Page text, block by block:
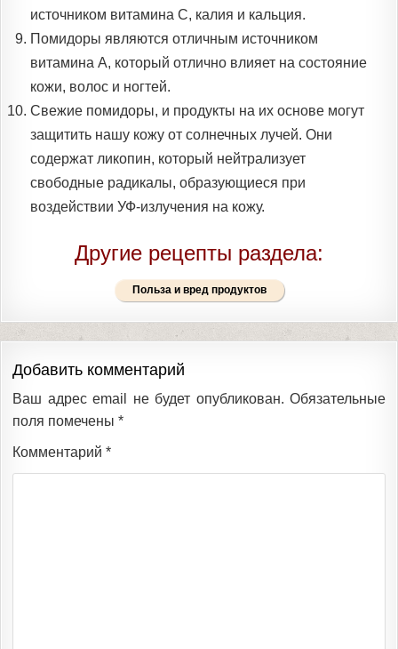
источником витамина С, калия и кальция.
Помидоры являются отличным источником
витамина А, который отлично влияет на состояние
кожи, волос и ногтей.
Свежие помидоры, и продукты на их основе могут
защитить нашу кожу от солнечных лучей. Они
содержат ликопин, который нейтрализует
свободные радикалы, образующиеся при
воздействии УФ-излучения на кожу.
Другие рецепты раздела:
Польза и вред продуктов
Добавить комментарий
Ваш адрес email не будет опубликован. Обязательные
поля помечены *
Комментарий *